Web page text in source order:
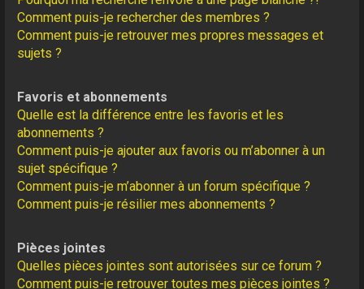
Comment puis-je rechercher des membres ?
Comment puis-je retrouver mes propres messages et
sujets ?
Favoris et abonnements
Quelle est la différence entre les favoris et les
abonnements ?
Comment puis-je ajouter aux favoris ou m’abonner à un
sujet spécifique ?
Comment puis-je m’abonner à un forum spécifique ?
Comment puis-je résilier mes abonnements ?
Pièces jointes
Quelles pièces jointes sont autorisées sur ce forum ?
Comment puis-je retrouver toutes mes pièces jointes ?